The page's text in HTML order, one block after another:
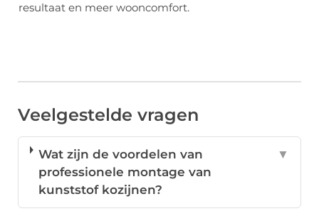
resultaat en meer wooncomfort.
Veelgestelde vragen
Wat zijn de voordelen van
professionele montage van
kunststof kozijnen?
▼